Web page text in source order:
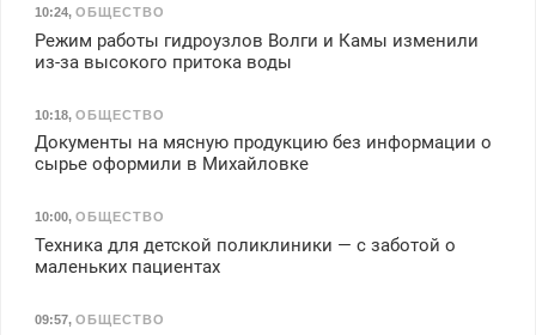
10:24, ОБЩЕСТВО
Режим работы гидроузлов Волги и Камы изменили
из-за высокого притока воды
10:18, ОБЩЕСТВО
Документы на мясную продукцию без информации о
сырье оформили в Михайловке
10:00, ОБЩЕСТВО
Техника для детской поликлиники — с заботой о
маленьких пациентах
09:57, ОБЩЕСТВО